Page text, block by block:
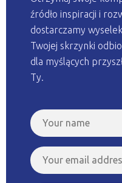
źródło inspiracji i
dostarczamy
Twojej skrzynki
dla myślących
Ty.